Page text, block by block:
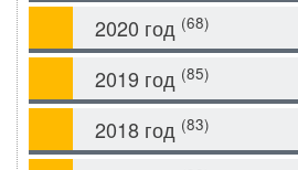
2020 год (68)
2019 год (85)
2018 год (83)